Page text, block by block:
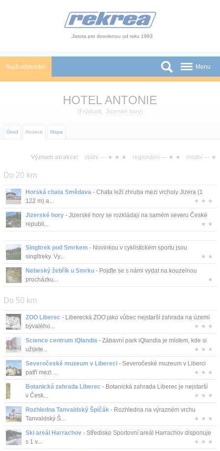
Jistota pro dovolenou od roku 1963
Najít ubytování
Autobusové zájezdy
Atrakce
O nás
Kontakt
Menu
HOTEL ANTONIE
( Frýdlant, Jizerské hory)
Úvod Atrakce Mapa
Význam atrakce: státní — ★ ★ ★ regionální — ★ ★ místní — ★
Do 20 km
Horská chata Smědava - Chata leží zhruba mezi vrcholy Jizera (1
122 m) a...
★ ★ ★
Jizerské hory - Jizerské hory se rozkládají na samém severu České
republi...
★ ★
Singltrek pod Smrkem - Novinkou v cyklistickém sportu jsou
singltreky. Vy...
★ ★
Nebeský žebřík u Smrku - Pojďte se s námi vydat na kouzelnou
procházku...
★
Do 50 km
ZOO Liberec - Liberecká ZOO jako vůbec nejstarší zahrada na území
bývalého...
★ ★ ★
Science centrum iQlandia - Zábavní park iQlandia je místem, kde si
užijete...
★ ★ ★
Severočeské muzeum v Libereci - Severočeské muzeum v Liberci
patří mezi ...
★ ★ ★
Botanická zahrada Liberec - Botanická zahrada Liberec je nejstarší
v Česk...
★ ★ ★
Rozhledna Tanvaldský Špičák - Rozhledna na výrazném vrchu
Tanvaldský Š...
★ ★ ★
Ski areál Harrachov - Středisko Sportovní areál Harrachov disponuje
s 1 v...
★ ★ ★